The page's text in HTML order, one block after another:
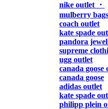
nike outlet ・
mulberry bags
coach outlet
kate spade
pandora
supreme
ugg outlet
canada goose
canada goose
adidas outlet
kate spade
philipp plein